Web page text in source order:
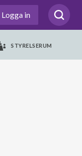
Logga in
STYRELSERUM